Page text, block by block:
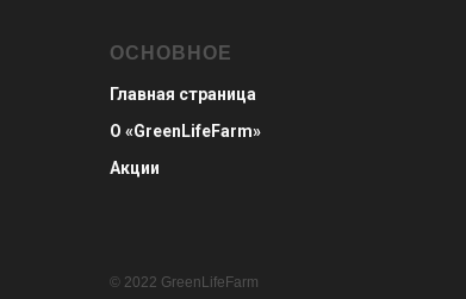
ОСНОВНОЕ
Главная страница
О «GreenLifeFarm»
Акции
© 2022 GreenLifeFarm